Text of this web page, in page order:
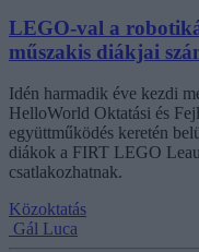
LEGO-val a
műszakis diákjai
Idén harmadik éve kezdi
HelloWorld Oktatási és
együttműködés keretén
diákok a FIRT LEGO
csatlakozhatnak.
Közoktatás
Gál Luca